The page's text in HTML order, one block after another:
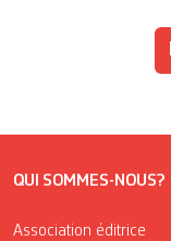
QUI SOMMES-NOUS?
Association éditrice